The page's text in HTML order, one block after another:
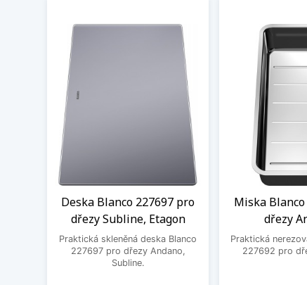
Deska Blanco 227697 pro
dřezy Subline, Etagon
Praktická skleněná deska Blanco
227697 pro dřezy Andano,
Subline.
Miska
dřezy
Praktická
227692 pro